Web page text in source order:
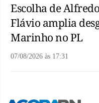
Escolha de
Flávio amplia
Marinho no PL
07/08/2026 às 17:31